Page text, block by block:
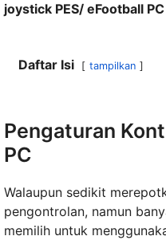
joystick PES/ eFootball PC
Daftar Isi tampilkan
Pengaturan
PC
Walaupun sedikit
pengontrolan, namun
memilih untuk